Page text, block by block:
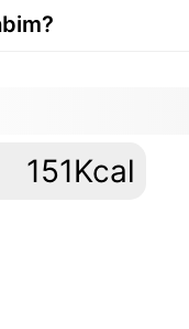
151Kcal